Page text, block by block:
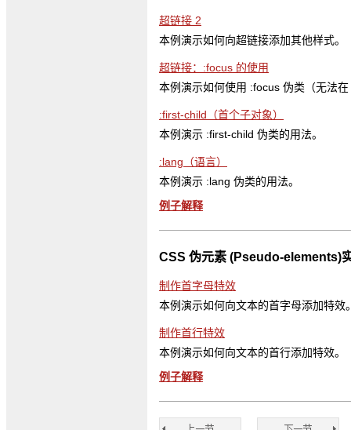
超链接 2
本例演示如何向超链接添加其他样式。
超链接：:focus 的使用
本例演示如何使用 :focus 伪类（无法
:first-child（首个子对象）
本例演示 :first-child 伪类的用法。
:lang（语言）
本例演示 :lang 伪类的用法。
例子解释
CSS 伪元素 (Pseudo-elements)
制作首字母特效
本例演示如何向文本的首字母添加特效
制作首行特效
本例演示如何向文本的首行添加特效。
例子解释